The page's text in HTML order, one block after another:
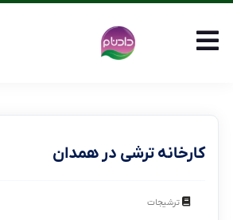
کارخانه ترشی در همدان
ترشیجات